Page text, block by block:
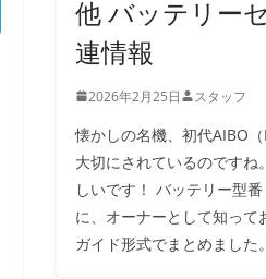
他 バッテリー
連情報
2026年2月25日 スタッフ
懐かしの名機、初代AIBO
大切にされているのですね
しいです！ バッテリー型
に、オーナーとして知って
ガイド形式でまとめました